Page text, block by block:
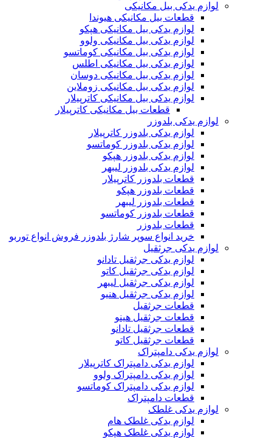
لوازم یدکی بیل مکانیکی
قطعات بیل مکانیکی هیوندا
لوازم یدکی بیل مکانیکی هپکو
لوازم یدکی بیل مکانیکی ولوو
لوازم یدکی بیل مکانیکی کوماتسو
لوازم یدکی بیل مکانیکی اطلس
لوازم یدکی بیل مکانیکی دوسان
لوازم یدکی بیل مکانیکی زوملاین
لوازم یدکی بیل مکانیکی کاترپیلار
قطعات بیل مکانیکی کاترپیلار
لوازم یدکی بلدوزر
لوازم یدکی بلدوزر کاترپیلار
لوازم یدکی بلدوزر کوماتسو
لوازم یدکی بلدوزر هپکو
لوازم یدکی بلدوزر لیبهر
قطعات بلدوزر کاترپیلار
قطعات بلدوزر هپکو
قطعات بلدوزر لیبهر
قطعات بلدوزر کوماتسو
قطعات بلدوزر
خرید انواع سوپر شارژ بلدوزر فروش انواع توربو
لوازم یدکی جرثقیل
لوازم یدکی جرثقیل تادانو
لوازم یدکی جرثقیل کاتو
لوازم یدکی جرثقیل لیبهر
لوازم یدکی جرثقیل هنیو
قطعات جرثقیل
قطعات جرثقیل هینو
قطعات جرثقیل تادانو
قطعات جرثقیل کاتو
لوازم یدکی دامپتراک
لوازم یدکی دامپتراک کاترپیلار
لوازم یدکی دامپتراک ولوو
لوازم یدکی دامپتراک کوماتسو
قطعات دامپتراک
لوازم یدکی غلطک
لوازم یدکی غلطک هام
لوازم یدکی غلطک هپکو